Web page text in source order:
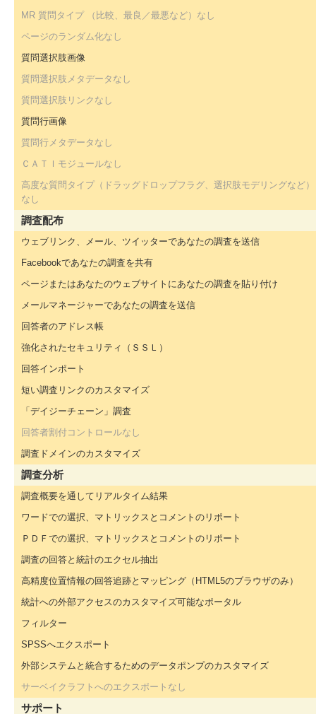
MR 質問タイプ （比較、最良／最悪など）なし
ページのランダム化なし
質問選択肢画像
質問選択肢メタデータなし
質問選択肢リンクなし
質問行画像
質問行メタデータなし
ＣＡＴＩモジュールなし
高度な質問タイプ（ドラッグドロップフラグ、選択肢モデリングなど）
なし
調査配布
ウェブリンク、メール、ツイッターであなたの調査を送信
Facebookであなたの調査を共有
ページまたはあなたのウェブサイトにあなたの調査を貼り付け
メールマネージャーであなたの調査を送信
回答者のアドレス帳
強化されたセキュリティ（ＳＳＬ）
回答インポート
短い調査リンクのカスタマイズ
「デイジーチェーン」調査
回答者割付コントロールなし
調査ドメインのカスタマイズ
調査分析
調査概要を通してリアルタイム結果
ワードでの選択、マトリックスとコメントのリポート
ＰＤＦでの選択、マトリックスとコメントのリポート
調査の回答と統計のエクセル抽出
高精度位置情報の回答追跡とマッピング（HTML5のブラウザのみ）
統計への外部アクセスのカスタマイズ可能なポータル
フィルター
SPSSへエクスポート
外部システムと統合するためのデータポンプのカスタマイズ
サーベイクラフトへのエクスポートなし
サポート